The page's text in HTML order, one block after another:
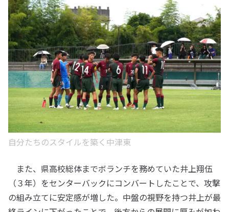
自分たちのスタイルを築く中津東
また、県高校総体までボランチを務めていた井上翔伍
（３年）をセンターバックにコンバートしたことで、攻撃
の組み立てに安定感が増した。中盤の視野を持つ井上が最